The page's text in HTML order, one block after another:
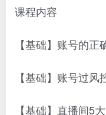
课程内容
【基础】账号的正
【基础】账号过风
【基础】直播间5